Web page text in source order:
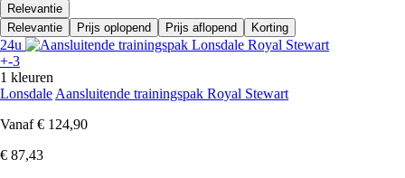
Relevantie
Relevantie
Prijs oplopend Prijs aflopend Korting
24u
+-3
1 kleuren
Lonsdale Aansluitende trainingspak Royal Stewart
Vanaf € 124,90
€ 87,43